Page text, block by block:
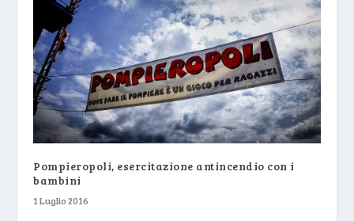
Pompieropoli, esercitazione antincendio con i
bambini
1 Luglio 2016